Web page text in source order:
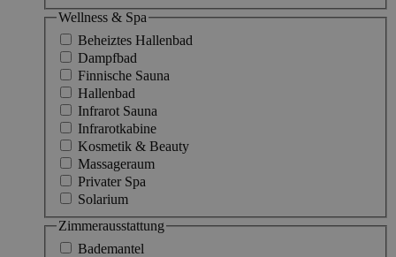
Wellness & Spa
Beheiztes Hallenbad
Dampfbad
Finnische Sauna
Hallenbad
Infrarot Sauna
Infrarotkabine
Kosmetik & Beauty
Massageraum
Privater Spa
Solarium
Zimmerausstattung
Bademantel